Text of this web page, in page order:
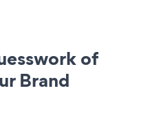
of
Brand